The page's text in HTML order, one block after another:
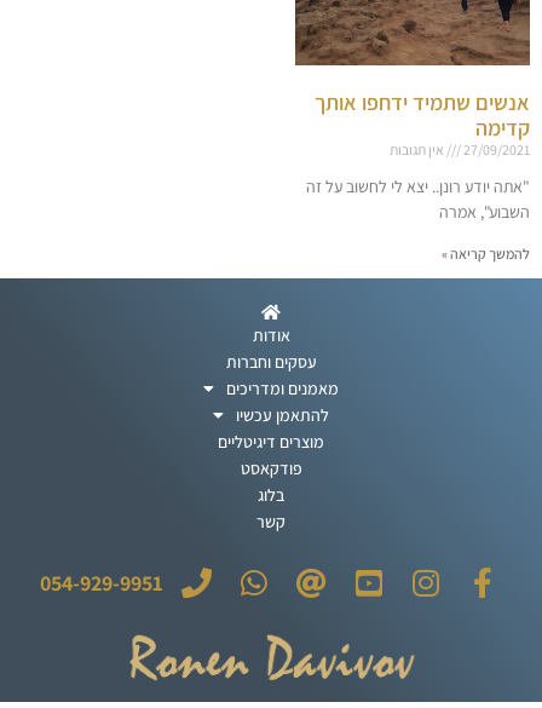
אנשים שתמיד ידחפו אותך
קדימה
27/09/2021 אין תגובות
"אתה יודע רונן.. יצא לי לחשוב על זה
השבוע", אמרה
להמשך קריאה »
אודות
עסקים וחברות
מאמנים ומדריכים
להתאמן עכשיו
מוצרים דיגיטליים
פודקאסט
בלוג
קשר
054-929-9951